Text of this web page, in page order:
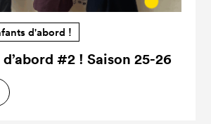
d'abord !
#2 ! Saison 25-26